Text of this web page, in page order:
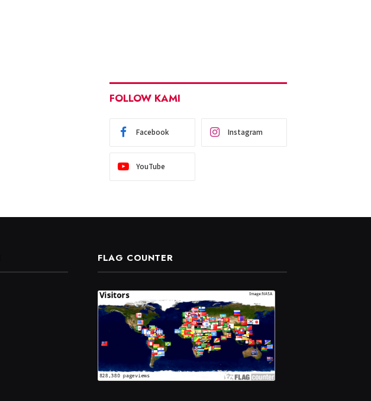
FOLLOW KAMI
Facebook Instagram
YouTube
FLAG COUNTER